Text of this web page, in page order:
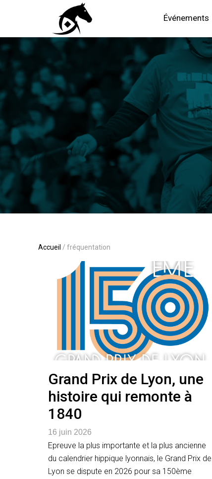
Événements
Accueil / fréquentation
Grand Prix de Lyon, une
histoire qui remonte à
1840
16 juin 2026
Epreuve la plus importante et la plus ancienne
du calendrier hippique lyonnais, le Grand Prix de
Lyon se dispute en 2026 pour sa 150ème